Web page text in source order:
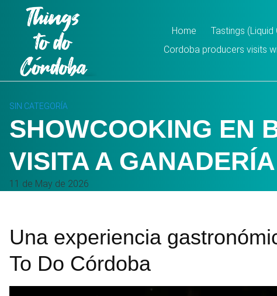
Home Tastings
Cordoba producers visits
SIN CATEGORÍA
SHOWCOOKING EN
VISITA A GANADERÍA
11 de May de 2026
Una experiencia
To Do Córdoba